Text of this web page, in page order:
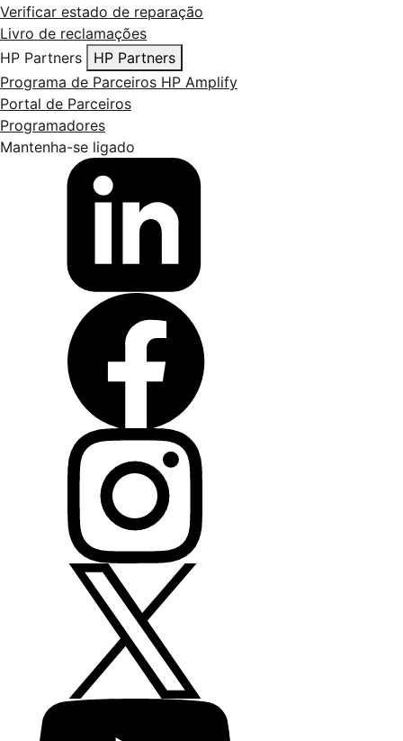
Verificar estado de reparação
Livro de reclamações
HP Partners
HP Partners
Programa de Parceiros HP Amplify
Portal de Parceiros
Programadores
Mantenha-se ligado